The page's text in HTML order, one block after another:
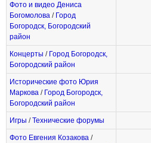
Фото и видео Дениса
Богомолова / Город
Богородск, Богородский
район
Концерты / Город Богородск,
Богородский район
Исторические фото Юрия
Маркова / Город Богородск,
Богородский район
Игры /Технические форумы
Фото Евгения Козакова /